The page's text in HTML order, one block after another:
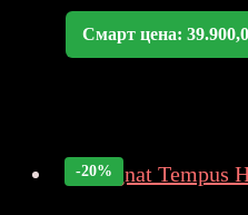
Смарт цена:
-20%